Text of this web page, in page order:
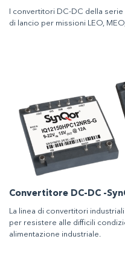
I convertitori DC-DC della
di lancio per missioni LEO,
Convertitore DC-DC -
La linea di convertitori
per resistere alle difficili
alimentazione industriale.